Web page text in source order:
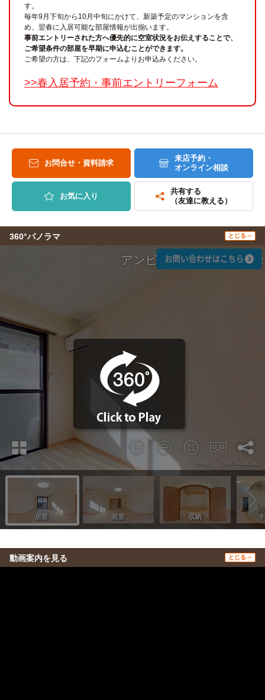
す。
毎年9月下旬から10月中旬にかけて、新築予定のマンションを含
め、翌春に入居可能な部屋情報が出揃います。
事前エントリーされた方へ優先的に空室状況をお伝えすることで、
ご希望条件の部屋を早期に申込むことができます。
ご希望の方は、下記のフォームよりお申込みください。
>>春入居予約・事前エントリーフォーム
お問合せ・資料請求
来店予約・
オンライン相談
お気に入り
共有する
（友達に教える）
360°パノラマ とじる
動画案内を見る とじる